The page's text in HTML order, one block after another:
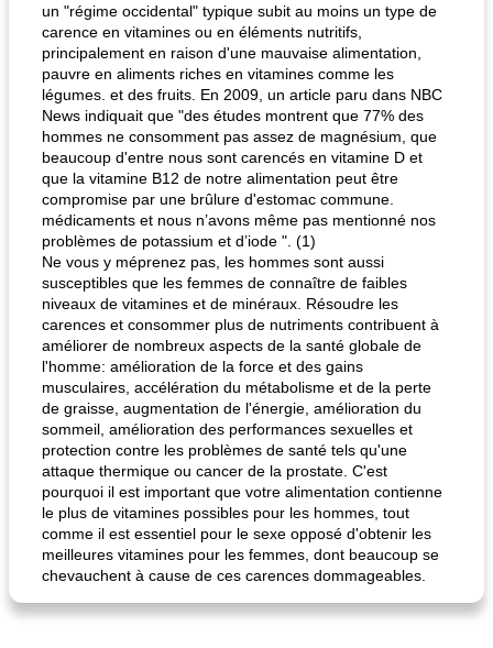
un "régime occidental" typique subit au moins un type de
carence en vitamines ou en éléments nutritifs,
principalement en raison d'une mauvaise alimentation,
pauvre en aliments riches en vitamines comme les
légumes. et des fruits. En 2009, un article paru dans NBC
News indiquait que "des études montrent que 77% des
hommes ne consomment pas assez de magnésium, que
beaucoup d'entre nous sont carencés en vitamine D et
que la vitamine B12 de notre alimentation peut être
compromise par une brûlure d'estomac commune.
médicaments et nous n’avons même pas mentionné nos
problèmes de potassium et d’iode ". (1)
Ne vous y méprenez pas, les hommes sont aussi
susceptibles que les femmes de connaître de faibles
niveaux de vitamines et de minéraux. Résoudre les
carences et consommer plus de nutriments contribuent à
améliorer de nombreux aspects de la santé globale de
l'homme: amélioration de la force et des gains
musculaires, accélération du métabolisme et de la perte
de graisse, augmentation de l'énergie, amélioration du
sommeil, amélioration des performances sexuelles et
protection contre les problèmes de santé tels qu'une
attaque thermique ou cancer de la prostate. C'est
pourquoi il est important que votre alimentation contienne
le plus de vitamines possibles pour les hommes, tout
comme il est essentiel pour le sexe opposé d'obtenir les
meilleures vitamines pour les femmes, dont beaucoup se
chevauchent à cause de ces carences dommageables.